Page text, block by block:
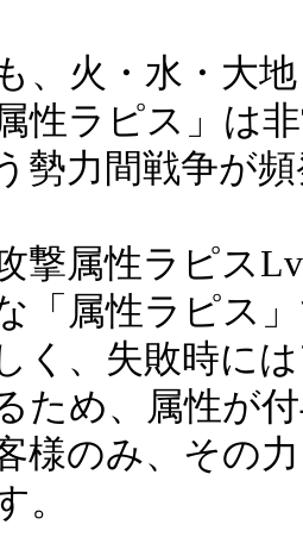
、火・水・大
性ラピス」は
勢力間戦争が
撃属性ラピス
「属性ラピス
く、失敗時に
ため、属性が
様のみ、その
。